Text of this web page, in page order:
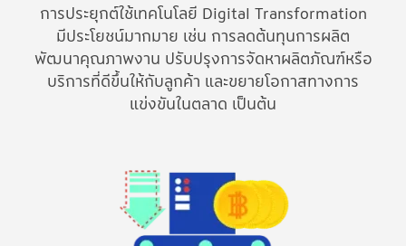
การประยุกต์ใช้เทคโนโลยี Digital Transformation
มีประโยชน์มากมาย เช่น การลดต้นทุนการผลิต
พัฒนาคุณภาพงาน ปรับปรุงการจัดหาผลิตภัณฑ์หรือ
บริการที่ดีขึ้นให้กับลูกค้า และขยายโอกาสทางการ
แข่งขันในตลาด เป็นต้น